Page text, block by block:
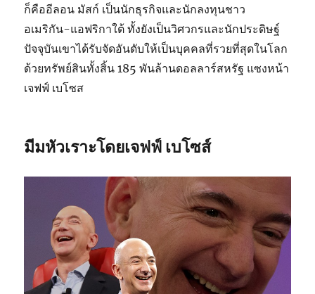
ก็คืออีลอน มัสก์ เป็นนักธุรกิจและนักลงทุนชาว
อเมริกัน-แอฟริกาใต้ ทั้งยังเป็นวิศวกรและนักประดิษฐ์
ปัจจุบันเขาได้รับจัดอันดับให้เป็นบุคคลที่รวยที่สุดในโลก
ด้วยทรัพย์สินทั้งสิ้น 185 พันล้านดอลลาร์สหรัฐ แซงหน้า
เจฟฟ์ เบโซส
มีมหัวเราะโดยเจฟฟ์ เบโซส์